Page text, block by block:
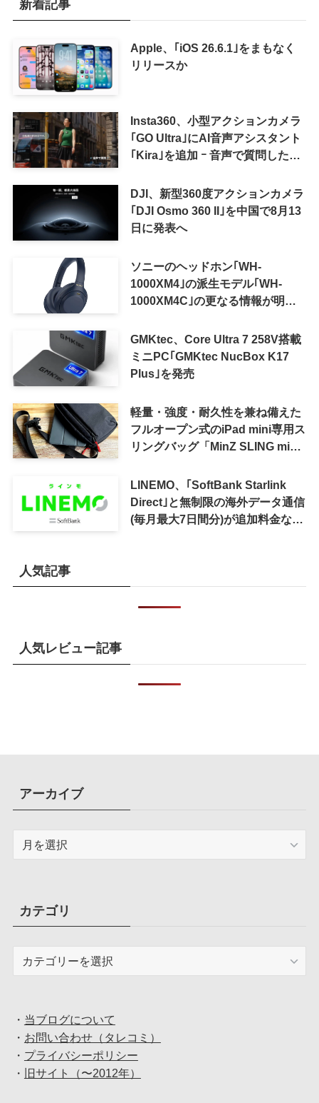
新着記事
Apple、｢iOS 26.6.1｣をまもなく
リリースか
Insta360、小型アクションカメラ
｢GO Ultra｣にAI音声アシスタント
｢Kira｣を追加 ｰ 音声で質問した
可能に
DJI、新型360度アクションカメラ
｢DJI Osmo 360 II｣を中国で8月13
日に発表へ
ソニーのヘッドホン｢WH-
1000XM4｣の派生モデル｢WH-
1000XM4C｣の更なる情報が明ら
GMKtec、Core Ultra 7 258V搭載
ミニPC｢GMKtec NucBox K17
Plus｣を発売
軽量・強度・耐久性を兼ね備えた
フルオープン式のiPad mini専用ス
リングバッグ「MinZ SLING mini
LINEMO、｢SoftBank Starlink
Direct｣と無制限の海外データ通信
(毎月最大7日間分)が追加料金なし
人気記事
人気レビュー記事
アーカイブ
ブカテゴリ
・ 当ブログについて
・ お問い合わせ（タレコミ）
・ プライバシーポリシー
・
旧サイト（〜2012年）